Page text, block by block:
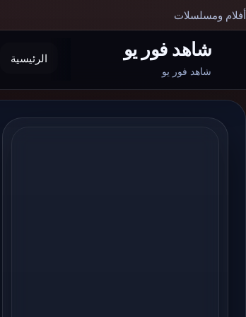
أفلام ومسلسلات
شاهد فور يو
شاهد فور يو
الرئيسية